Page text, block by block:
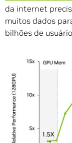
da internet
muitos dados
bilhões de